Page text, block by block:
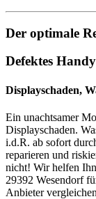
Der optimale
Defektes Handy
Displayschaden,
Ein unachtsamer
Displayschaden.
i.d.R. ab sofort
reparieren und
nicht! Wir helfen
29392 Wesendorf
Anbieter